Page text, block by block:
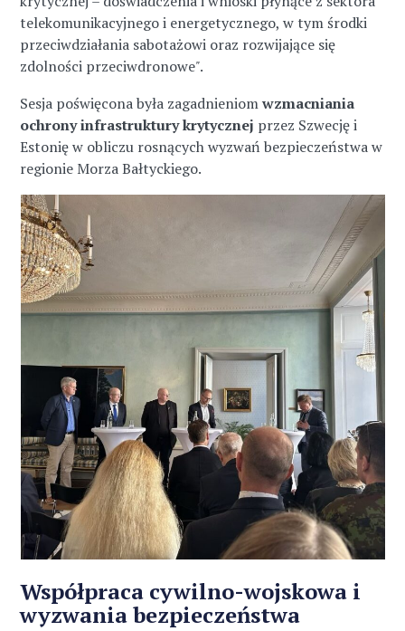
telekomunikacyjnego i energetycznego, w tym środki
przeciwdziałania sabotażowi oraz rozwijające się
zdolności przeciwdronowe".
Sesja poświęcona była zagadnieniomwzmacniania
ochrony infrastruktury krytycznej przez Szwecję i
Estonię w obliczu rosnących wyzwań bezpieczeństwa w
regionie Morza Bałtyckiego.
Współpraca cywilno-wojskowa i
wyzwania bezpieczeństwa